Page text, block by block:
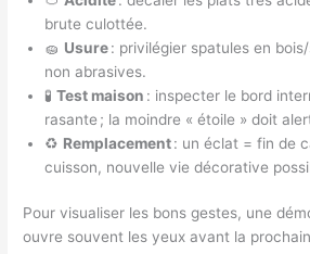
brute culottée.
🧽 Usure: privilégier spatules en
non abrasives.
🧪Test maison : inspecter le bord
rasante ; la moindre « étoile » doit
♻️ Remplacement: un éclat = fin de
cuisson, nouvelle vie décorative
Pour visualiser les bons gestes, une
ouvre souvent les yeux avant la